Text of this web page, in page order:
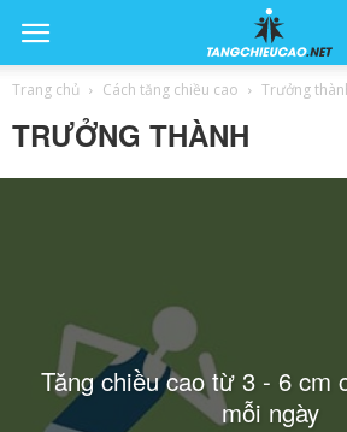
Trang chủ Cách tăng chiều cao Trưởng
TRƯỞNG THÀNH
Tăng chiều cao từ 3 - 6 cm
mỗi ngày